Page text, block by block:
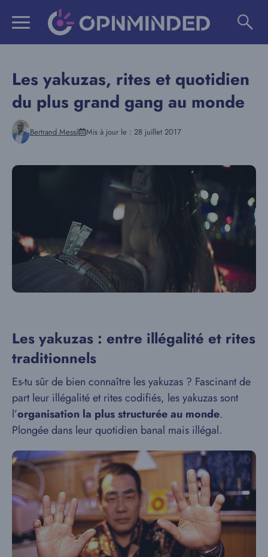
Les yakuzas, rites et quotidien
du plus grand gang au monde
Bertrand Messi Mis à jour le : 28 juillet 2017
Les yakuzas : entre illégalité et rites
traditionnels
Es-tu sûr de bien connaître les yakuzas ? Fascinant de
part leur illégalité et rites codifiés, les yakuzas sont
l’organisation la plus structurée au monde.
Plongée dans leur quotidien banal mais illégal.